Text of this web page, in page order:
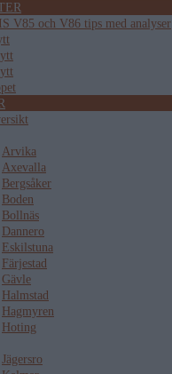
V85 och V86 tips med analyser
Arvika
Axevalla
Bergsåker
Boden
Bollnäs
Dannero
Eskilstuna
Färjestad
Gävle
Halmstad
Hagmyren
Hoting
Jägersro